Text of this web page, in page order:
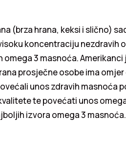
(brza hrana, keksi i slično)
koncentraciju nezdravih
3 masnoća.
prosječne osobe ima
unos zdravih
te povećati unos
izvora omega 3 masnoća.